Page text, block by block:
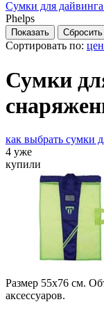
Сумки для
Phelps
Сортировать по:
Сумки
как выбрать сумки
4 уже
купили
Размер 55х76 см.
аксессуаров.